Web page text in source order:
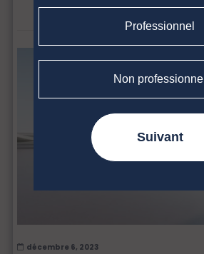
décembre 6, 2023
Professionnel
Non professionnel
Suivant